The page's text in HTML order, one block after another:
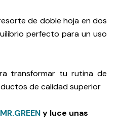
de doble hoja en dos
perfecto para un uso
transformar tu rutina de
de calidad superior
MR.GREENy luce unas